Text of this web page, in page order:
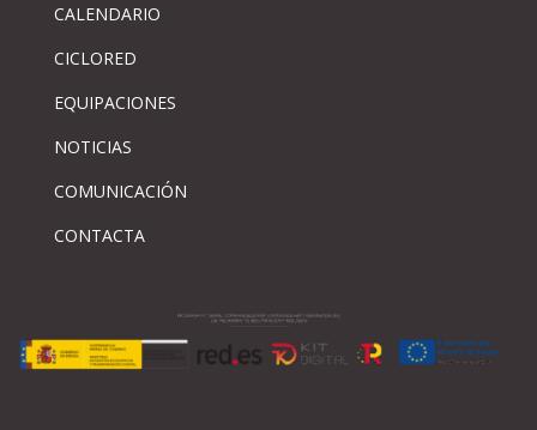
CALENDARIO
CICLORED
EQUIPACIONES
NOTICIAS
COMUNICACIÓN
CONTACTA